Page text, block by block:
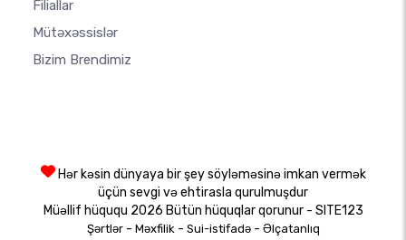
Filiallar
Mütəxəssislər
Bizim Brendimiz
Hər kəsin dünyaya bir şey söyləməsinə imkan vermək
üçün sevgi və ehtirasla qurulmuşdur
Müəllif hüququ 2026 Bütün hüquqlar qorunur - SITE123
Şərtlər- Məxfilik- Sui-istifadə- Əlçatanlıq